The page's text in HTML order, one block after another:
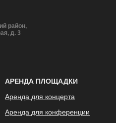
район,
д. 3
АРЕНДА ПЛОЩАДКИ
Аренда для концерта
Аренда для конференции